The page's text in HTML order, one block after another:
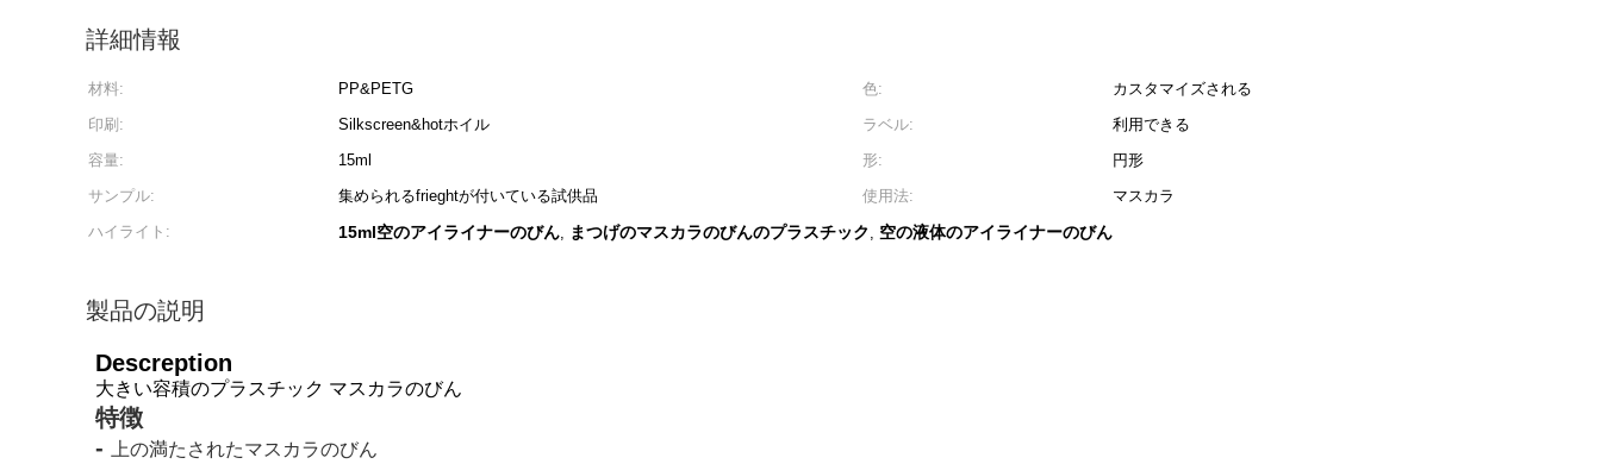
詳細情報
材料: PP&PETG 色:
カスタマイズされる
印刷:
Silkscreen&hotホイル ラベル:
利用できる
容量:
15ml 形:
円形
サンプル:
集められるfrieghtが付いている試供品 使用法:
マスカラ
ハイライト:
15ml空のアイライナーのびん, まつげのマスカラのびんのプラスチック , 空の液体のアイライナーのびん
製品の説明
Descreption
大きい容積のプラスチック マスカラのびん
特徴
-
上の満たされたマスカラのびん